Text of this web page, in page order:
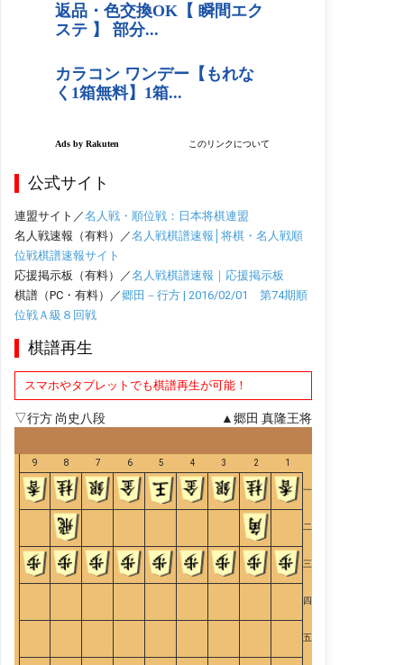
公式サイト
連盟サイト／名人戦・順位戦：日本将棋連盟
名人戦速報（有料）／名人戦棋譜速報│将棋・名人戦順
位戦棋譜速報サイト
応援掲示板（有料）／名人戦棋譜速報｜応援掲示板
棋譜（PC・有料）／郷田－行方 | 2016/02/01 第74期順
位戦Ａ級８回戦
棋譜再生
スマホやタブレットでも棋譜再生が可能！
▽行方 尚史八段 ▲郷田 真隆王将
9 8 7 6 5 4 3 2 1
一
二
三
四
五